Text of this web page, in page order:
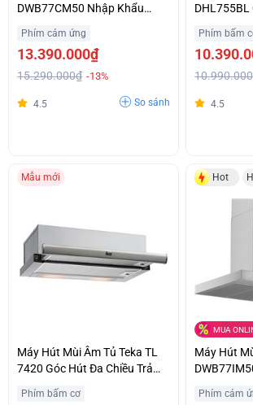
DWB77CM50 Nhập Khẩu
Tốt Hỗ Trợ Trả Góp
Phím cảm ứng
13.390.000₫
15.290.000₫ -13%
4.5 So sánh
DHL755BL
Khử Sạch
Phím bấm
4.5
Mẫu mới
Máy Hút Mùi Âm Tủ Teka TL
7420 Góc Hút Đa Chiều Trả
Phím bấm cơ
Hot
MUA
Máy Hút
Phím cảm